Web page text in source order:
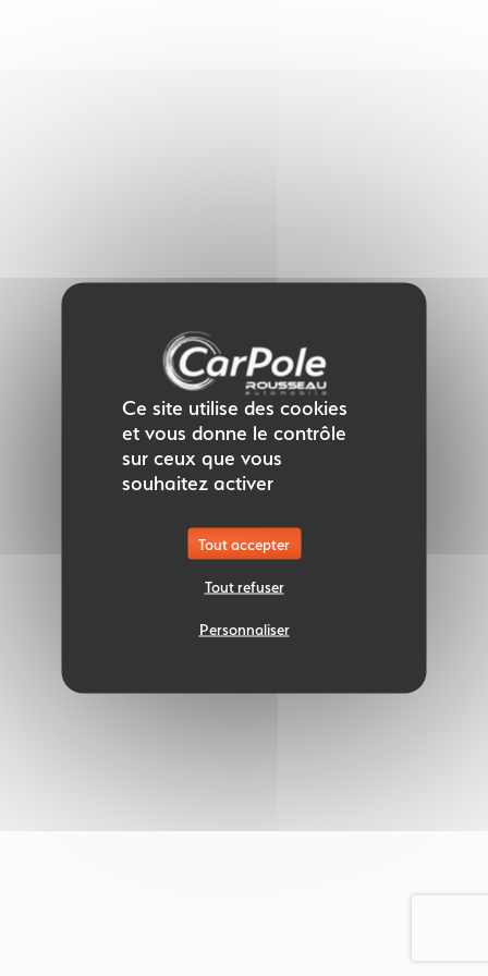
Ce site utilise des cookies
et vous donne le contrôle
sur ceux que vous
souhaitez activer
Tout accepter
Tout refuser
Personnaliser